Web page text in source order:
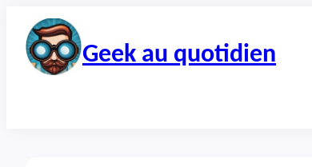
contenu
Geek au quotidien